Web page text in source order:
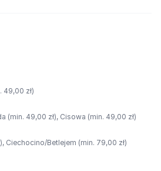
49,00 zł)
(min. 49,00 zł), Cisowa (min. 49,00 zł)
Ciechocino/Betlejem (min. 79,00 zł)